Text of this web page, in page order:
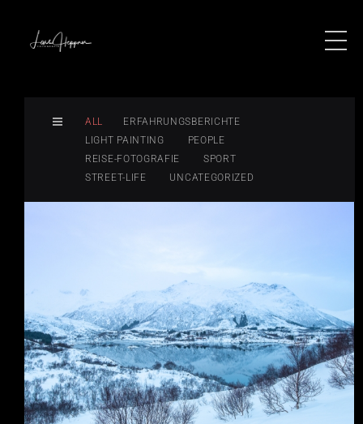
ALL
ERFAHRUNGSBERICHTE
LIGHT PAINTING
PEOPLE
REISE-FOTOGRAFIE
SPORT
STREET-LIFE
UNCATEGORIZED